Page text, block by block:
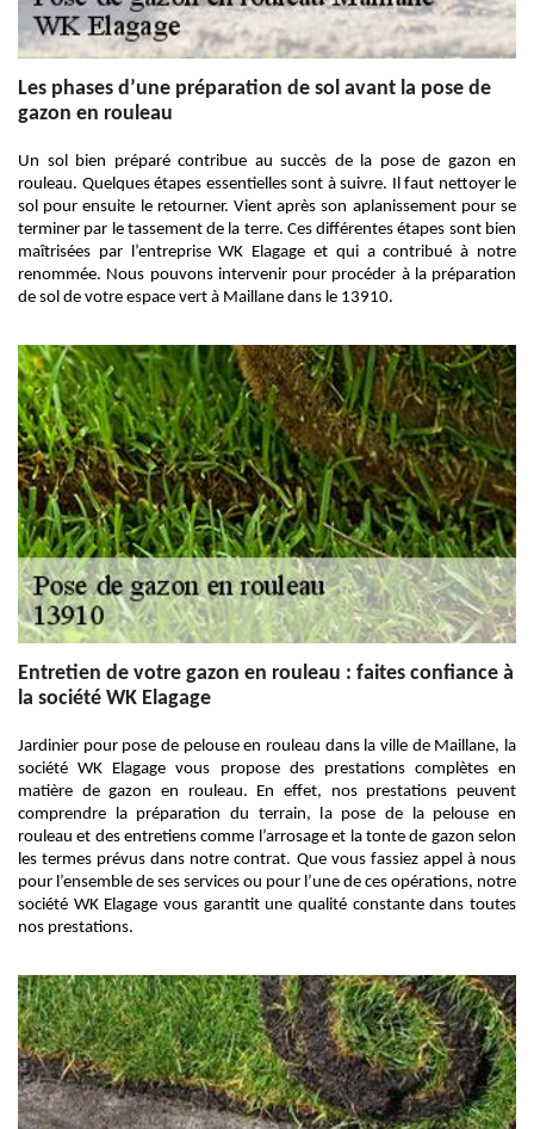
Les phases d’une préparation de sol avant la pose de
gazon en rouleau
Un sol bien préparé contribue au succès de la pose de gazon en
rouleau. Quelques étapes essentielles sont à suivre. Il faut nettoyer le
sol pour ensuite le retourner. Vient après son aplanissement pour se
terminer par le tassement de la terre. Ces différentes étapes sont bien
maîtrisées par l’entreprise WK Elagage et qui a contribué à notre
renommée. Nous pouvons intervenir pour procéder à la préparation
de sol de votre espace vert à Maillane dans le 13910.
Entretien de votre gazon en rouleau : faites confiance à
la société WK Elagage
Jardinier pour pose de pelouse en rouleau dans la ville de Maillane, la
société WK Elagage vous propose des prestations complètes en
matière de gazon en rouleau. En effet, nos prestations peuvent
comprendre la préparation du terrain, la pose de la pelouse en
rouleau et des entretiens comme l’arrosage et la tonte de gazon selon
les termes prévus dans notre contrat. Que vous fassiez appel à nous
pour l’ensemble de ses services ou pour l’une de ces opérations, notre
société WK Elagage vous garantit une qualité constante dans toutes
nos prestations.